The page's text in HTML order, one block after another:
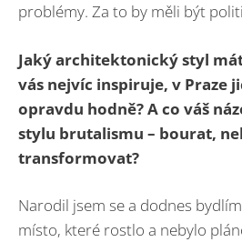
problémy. Za to by měli být
Jaký architektonický styl
vás nejvíc inspiruje, v Praze
opravdu hodně? A co váš
stylu brutalismu – bourat,
transformovat?
Narodil jsem se a dodnes
místo, které rostlo a nebylo